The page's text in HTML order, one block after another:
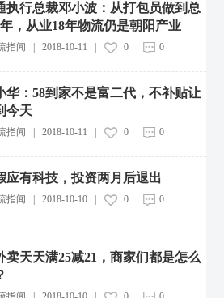
执行总裁邓小波：从打包员做到总
，从业18年物流仍是朝阳产业
指闻 2018-10-11 0 0
华：58到家不是富二代，不补贴让
今天
指闻 2018-10-11 0 0
应有科技，投资两月后退出
指闻 2018-10-10| 0 0
卖天天满25减21，商家们都是怎么